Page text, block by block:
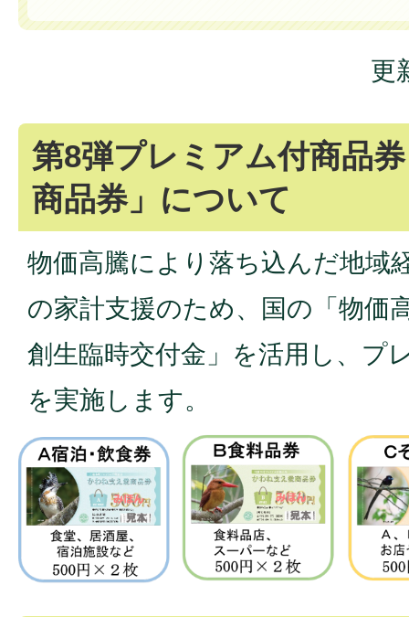
更
第8弾プレミアム付商品
商品券」について
物価高騰により落ち込んだ地域
の家計支援のため、国の「物価
創生臨時交付金」を活用し、プ
を実施します。